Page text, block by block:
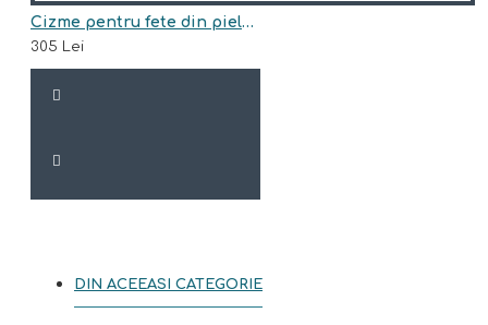
Cizme pentru fete din piele naturala model BARRY
305 Lei
DIN ACEEASI CATEGORIE